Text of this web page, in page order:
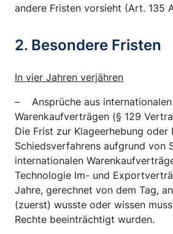
andere Fristen vorsieht (Art. 135
2. Besondere Fristen
In vier Jahren verjähren
– Ansprüche aus internationalen
Warenkaufverträgen (§ 129
Die Frist zur Klageerhebung oder
Schiedsverfahrens aufgrund von
internationalen
Technologie Im- und
Jahre, gerechnet von dem Tag,
(zuerst) wusste oder wissen
Rechte beeinträchtigt wurden.